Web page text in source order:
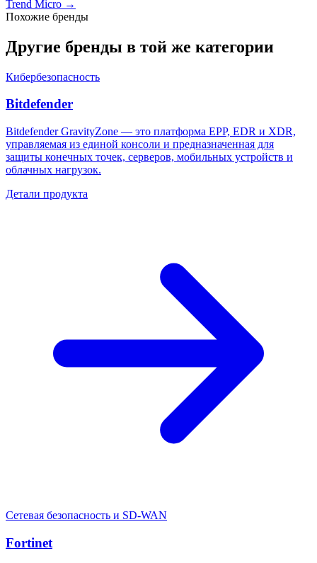
Trend Micro →
Похожие бренды
Другие бренды в той же категории
Кибербезопасность
Bitdefender
Bitdefender GravityZone — это платформа EPP, EDR и XDR,
управляемая из единой консоли и предназначенная для
защиты конечных точек, серверов, мобильных устройств и
облачных нагрузок.
Детали продукта
Сетевая безопасность и SD-WAN
Fortinet